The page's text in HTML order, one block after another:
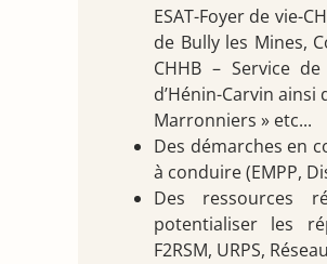
ESAT-Foyer de vie-
de Bully les Mines,
CHHB – Service
d’Hénin-Carvin ainsi
Marronniers » etc...
Des démarches en
à conduire (EMPP,
Des ressources
potentialiser les
F2RSM, URPS,